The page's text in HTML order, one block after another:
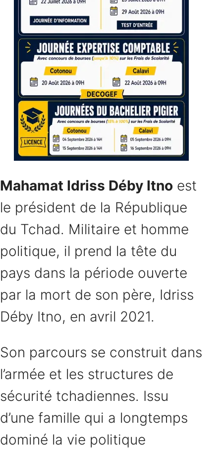
Mahamat Idriss Déby Itno est
le président de la République
du Tchad. Militaire et homme
politique, il prend la tête du
pays dans la période ouverte
par la mort de son père, Idriss
Déby Itno, en avril 2021.
Son parcours se construit dans
l’armée et les structures de
sécurité tchadiennes. Issu
d’une famille qui a longtemps
dominé la vie politique